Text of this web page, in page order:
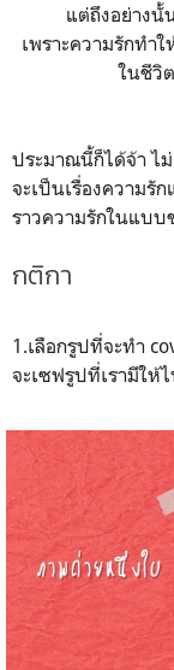
แต่ถึงอย่าง
เพราะความรักทำ
ในชีวิ
ประมาณนี้ก็ได้จ้า ไ
จะเป็นเรื่องความรั
ราวความรักในแบบ
กติกา
1.เลือกรูปที่จะทำ
จะเซฟรูปที่เรามีให้